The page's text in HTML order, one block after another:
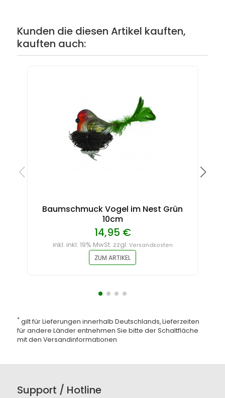
Kunden die diesen Artikel kauften,
kauften auch:
Baumschmuck Vogel im Nest Grün
10cm
14,95 €
inkl. inkl. 19% MwSt. zzgl. Versandkosten
ZUM ARTIKEL
*gilt für Lieferungen innerhalb Deutschlands, Lieferzeiten
für andere Länder entnehmen Sie bitte der Schaltfläche
mit den Versandinformationen
Support / Hotline